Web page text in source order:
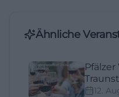
Ähnliche
12.